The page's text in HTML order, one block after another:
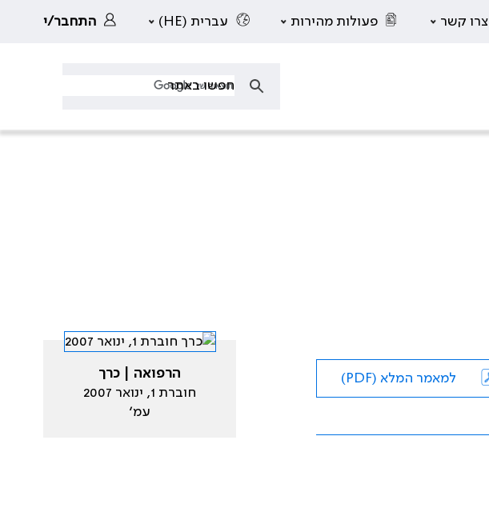
צרו קשר פעולות מהירות עברית (HE) התחבר/י
למאמר המלא (PDF)
הרפואה | כרך
חוברת 1, ינואר 2007
עמ׳